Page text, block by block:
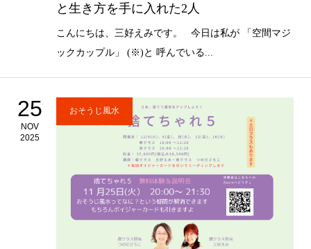
と生き方を手に入れた2人
こんにちは、三好えみです。 今日は私が 「空間マジ
ックカップル」 (※)と 呼んでいる...
25
NOV
2025
おそうじ風水